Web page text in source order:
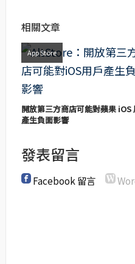
相關文章
App Store
開放第三方商店可能對蘋果 iOS
產生負面影響
發表留言
Facebook 留言